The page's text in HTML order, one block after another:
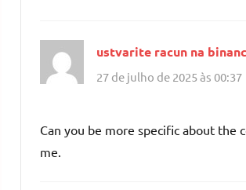
ustvarite racun na
27 de julho de 2025 às 00:37
Can you be more specific about the
me.